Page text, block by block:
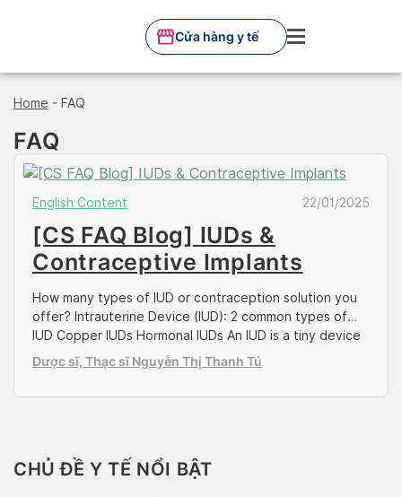
Cửa hàng y tế
Home - FAQ
FAQ
English Content 22/01/2025
[CS FAQ Blog] IUDs &
Contraceptive Implants
How many types of IUD or contraception solution you
offer? Intrauterine Device (IUD): 2 common types of
IUD Copper IUDs Hormonal IUDs An IUD is a tiny device
that’s put into your uterus to prevent pregnancy. It’s
long-term, reversible, and one of the most effective
Dược sĩ, Thạc sĩ Nguyễn Thị Thanh Tú
CHỦ ĐỀ Y TẾ NỔI BẬT